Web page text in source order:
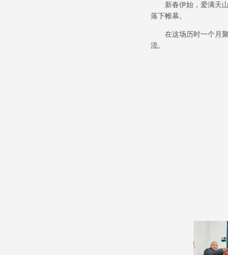
新春伊始，爱满天
落下帷幕。
在这场历时一个月
流。